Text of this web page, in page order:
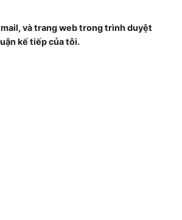
và trang web trong trình duyệt
kế tiếp của tôi.